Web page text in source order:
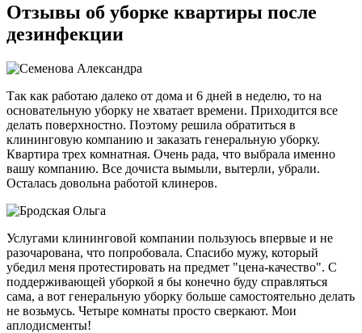
Отзывы об уборке квартиры после
дезинфекции
Так как работаю далеко от дома и 6 дней в неделю, то на
основательную уборку не хватает времени. Приходится все
делать поверхностно. Поэтому решила обратиться в
клининговую компанию и заказать генеральную уборку.
Квартира трех комнатная. Очень рада, что выбрала именно
вашу компанию. Все дочиста вымыли, вытерли, убрали.
Осталась довольна работой клинеров.
Услугами клининговой компании пользуюсь впервые и не
разочарована, что попробовала. Спасибо мужу, который
убедил меня протестировать на предмет "цена-качество". С
поддерживающей уборкой я бы конечно буду справляться
сама, а вот генеральную уборку больше самостоятельно делать
не возьмусь. Четыре комнаты просто сверкают. Мои
аплодисменты!